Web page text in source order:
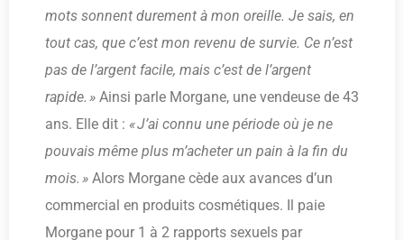
mots sonnent durement à mon oreille. Je sais, en
tout cas, que c’est mon revenu de survie. Ce n’est
pas de l’argent facile, mais c’est de l’argent
rapide. » Ainsi parle Morgane, une vendeuse de 43
ans. Elle dit : « J’ai connu une période où je ne
pouvais même plus m’acheter un pain à la fin du
mois. » Alors Morgane cède aux avances d’un
commercial en produits cosmétiques. Il paie
Morgane pour 1 à 2 rapports sexuels par